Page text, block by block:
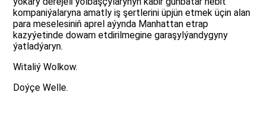
kompaniýalaryna amatly iş şertlerini üpjün etmek üçin alan
para meselesiniň aprel aýynda Manhattan etrap
kazyýetinde dowam etdirilmegine garaşylýandygyny
ýatladýaryn.
Witaliý Wolkow.
Doýçe Welle.